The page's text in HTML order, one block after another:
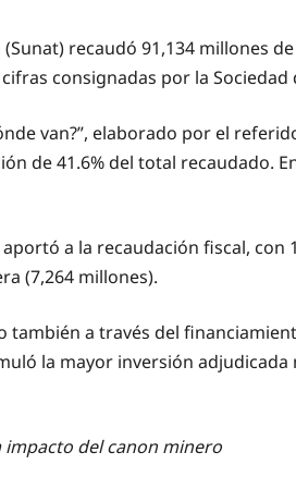
recaudó 91,134 millones
consignadas por la
van?”, elaborado por el
de 41.6% del total recaudado.
a la recaudación fiscal, con
(7,264 millones).
a través del
la mayor inversión
impacto del canon minero